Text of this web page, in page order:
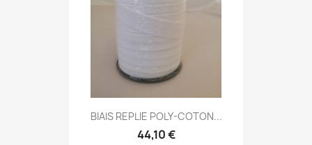
BIAIS REPLIE POLY-COTON...
44,10 €